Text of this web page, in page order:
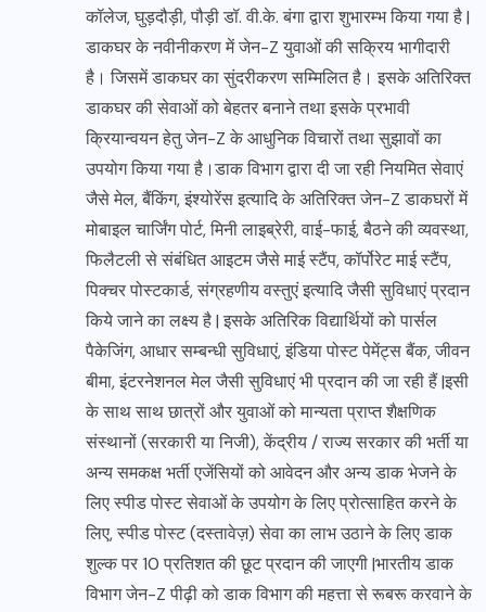
कॉलेज, घुड़दौड़ी, पौड़ी डॉ. वी.के. बंगा द्वारा शुभारम्भ किया गया है |
डाकघर के नवीनीकरण में जेन-Z युवाओं की सक्रिय भागीदारी
है। जिसमें डाकघर का सुंदरीकरण सम्मिलित है। इसके अतिरिक्त
डाकघर की सेवाओं को बेहतर बनाने तथा इसके प्रभावी
क्रियान्वयन हेतु जेन-Z के आधुनिक विचारों तथा सुझावों का
उपयोग किया गया है।डाक विभाग द्वारा दी जा रही नियमित सेवाएं
जैसे मेल, बैंकिंग, इंश्योरेंस इत्यादि के अतिरिक्त जेन-Z डाकघरों में
मोबाइल चार्जिंग पोर्ट, मिनी लाइब्रेरी, वाई-फाई, बैठने की व्यवस्था,
फिलैटली से संबंधित आइटम जैसे माई स्टैंप, कॉर्पोरेट माई स्टैंप,
पिक्चर पोस्टकार्ड, संग्रहणीय वस्तुएं इत्यादि जैसी सुविधाएं प्रदान
किये जाने का लक्ष्य है | इसके अतिरिक विद्यार्थियों को पार्सल
पैकेजिंग, आधार सम्बन्धी सुविधाएं, इंडिया पोस्ट पेमेंट्स बैंक, जीवन
बीमा, इंटरनेशनल मेल जैसी सुविधाएं भी प्रदान की जा रही हैं |इसी
के साथ साथ छात्रों और युवाओं को मान्यता प्राप्त शैक्षणिक
संस्थानों (सरकारी या निजी), केंद्रीय / राज्य सरकार की भर्ती या
अन्य समकक्ष भर्ती एजेंसियों को आवेदन और अन्य डाक भेजने के
लिए स्पीड पोस्ट सेवाओं के उपयोग के लिए प्रोत्साहित करने के
लिए, स्पीड पोस्ट (दस्तावेज़) सेवा का लाभ उठाने के लिए डाक
शुल्क पर 10 प्रतिशत की छूट प्रदान की जाएगी |भारतीय डाक
विभाग जेन-Z पीढ़ी को डाक विभाग की महत्ता से रूबरू करवाने के